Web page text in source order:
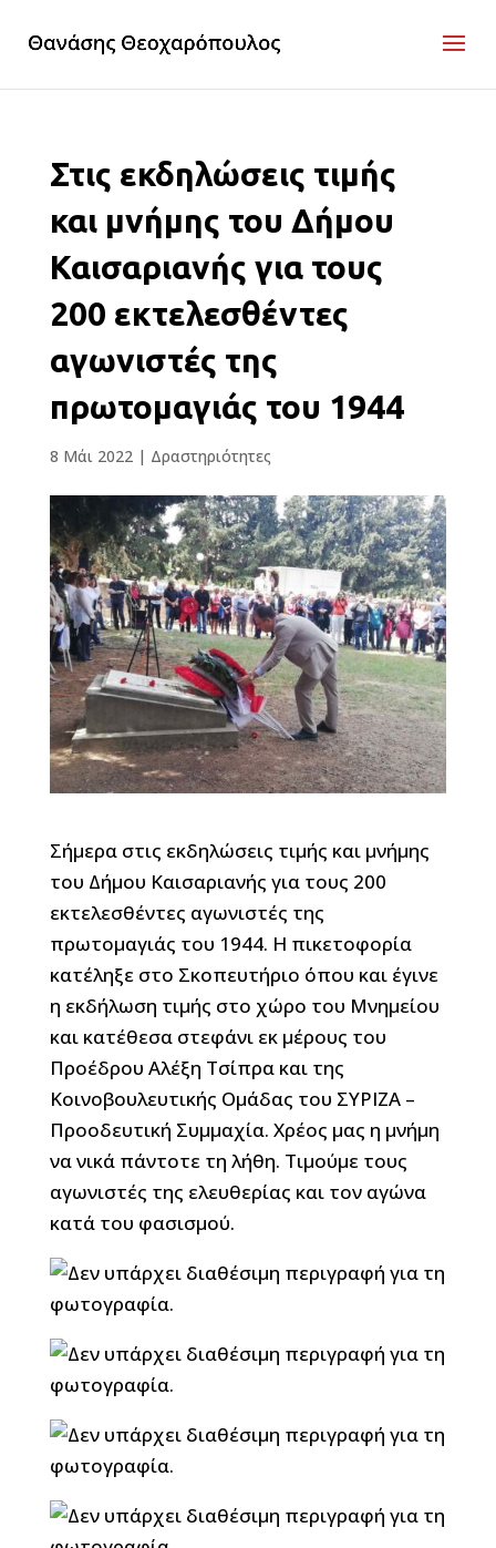
Στις εκδηλώσεις τιμής
και μνήμης του Δήμου
Καισαριανής για τους
200 εκτελεσθέντες
αγωνιστές της
πρωτομαγιάς του 1944
8 Μάι 2022| Δραστηριότητες
Σήμερα στις εκδηλώσεις τιμής και μνήμης
του Δήμου Καισαριανής για τους 200
εκτελεσθέντες αγωνιστές της
πρωτομαγιάς του 1944. Η πικετοφορία
κατέληξε στο Σκοπευτήριο όπου και έγινε
η εκδήλωση τιμής στο χώρο του Μνημείου
και κατέθεσα στεφάνι εκ μέρους του
Προέδρου Αλέξη Τσίπρα και της
Κοινοβουλευτικής Ομάδας του ΣΥΡΙΖΑ –
Προοδευτική Συμμαχία. Χρέος μας η μνήμη
να νικά πάντοτε τη λήθη. Τιμούμε τους
αγωνιστές της ελευθερίας και τον αγώνα
κατά του φασισμού.